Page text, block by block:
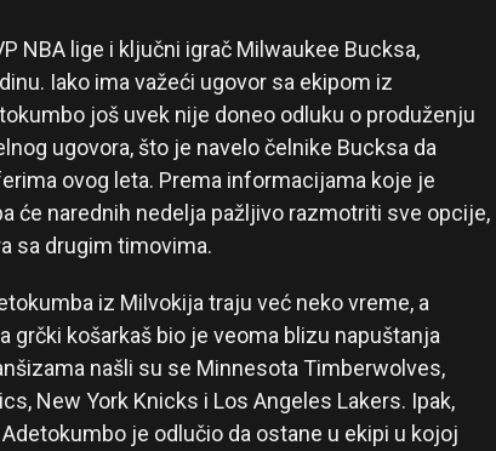
NBA lige i ključni igrač Milwaukee Bucksa,
Iako ima važeći ugovor sa ekipom iz
još uvek nije doneo odluku o produženju
ugovora, što je navelo čelnike Bucksa da
ovog leta. Prema informacijama koje je
će narednih nedelja pažljivo razmotriti sve opcije,
sa drugim timovima.
iz Milvokija traju već neko vreme, a
grčki košarkaš bio je veoma blizu napuštanja
našli su se Minnesota Timberwolves,
New York Knicks i Los Angeles Lakers. Ipak,
je odlučio da ostane u ekipi u kojoj